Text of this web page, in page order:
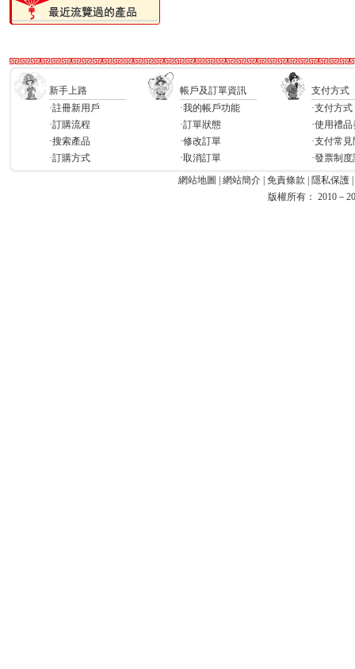
新手上路 帳戶及訂單資訊
支付方式
·註冊新用戶
·訂購流程
·搜索產品
·訂購方式
·我的帳戶功能
·訂單狀態
·修改訂單
·取消訂單
·支付方式
·使用禮品
·支付常
·發票制
網站地圖
網站簡介 免責條款 隱私保護
版權所有： 2010－